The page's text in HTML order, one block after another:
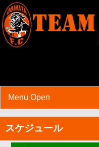
Menu Open
HOME
スケジュール
スケジュール